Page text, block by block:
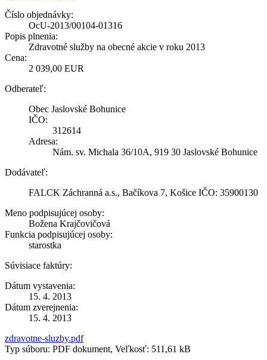
Číslo objednávky:
OcU-2013/00104-01316
Popis plnenia:
Zdravotné služby na obecné akcie v roku 2013
Cena:
2 039,00 EUR
Odberateľ:
Obec Jaslovské Bohunice
IČO:
312614
Adresa:
Nám. sv. Michala 36/10A, 919 30 Jaslovské Bohunice
Dodávateľ:
FALCK Záchranná a.s., Bačíkova 7, Košice IČO: 35900130
Meno podpisujúcej osoby:
Božena Krajčovičová
Funkcia podpisujúcej osoby:
starostka
Súvisiace faktúry:
Dátum vystavenia:
15. 4. 2013
Dátum zverejnenia:
15. 4. 2013
zdravotne-sluzby.pdf
Typ súboru: PDF dokument, Veľkosť: 511,61 kB